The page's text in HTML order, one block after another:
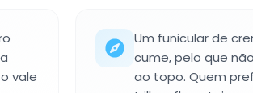
vale
Um funicular de
cume, pelo que
ao topo. Quem